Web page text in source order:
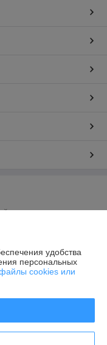
ответственностью
35, оф. 309
удобства
персональных
cookies или